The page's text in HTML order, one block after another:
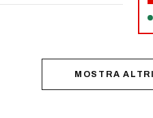
MOSTRA ALTRI